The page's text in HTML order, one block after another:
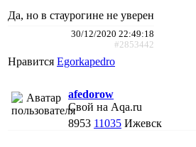
Да, но в стаурогине не уверен
30/12/2020 22:49:18
#2853442
Нравится Egorkapedro
afedorow
Свой на Aqa.ru
8953 11035 Ижевск